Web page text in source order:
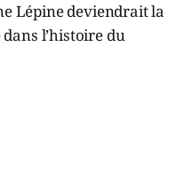
Lépine deviendrait la
l’histoire du